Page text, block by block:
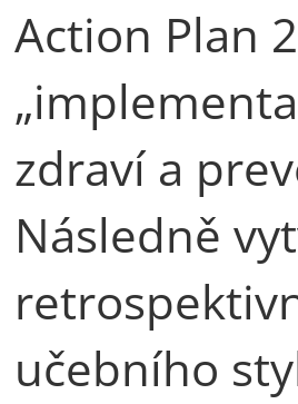
Action Plan
zdraví a
Následně
učebního